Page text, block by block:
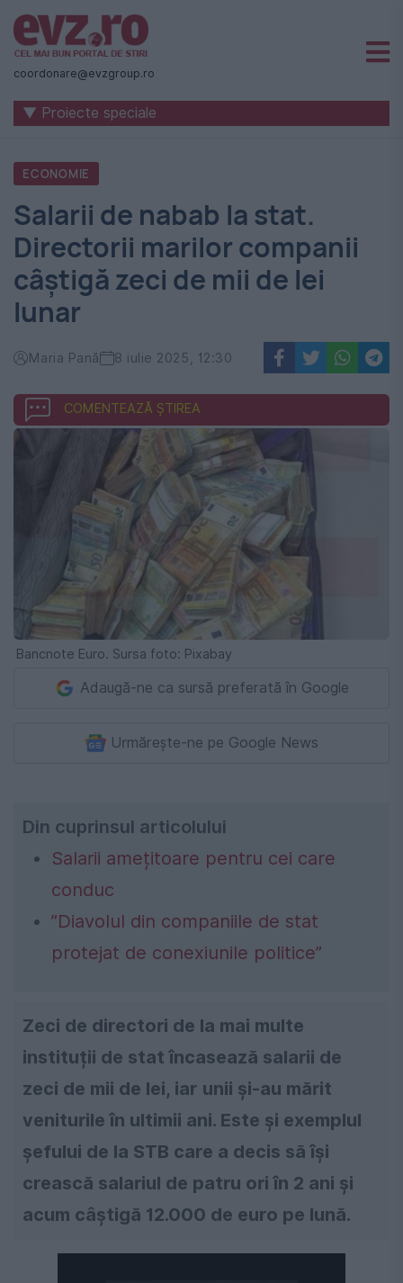
Știri
naționale
internaționale
România
-
Evenimentul
Zilei
coordonare@evzgroup.ro
▼ Proiecte speciale
ECONOMIE
Salarii de nabab la stat.
Directorii marilor companii
câștigă zeci de mii de lei
lunar
Maria Pană 8 iulie 2025, 12:30
COMENTEAZĂ ȘTIREA
Bancnote Euro. Sursa foto: Pixabay
Adaugă-ne ca sursă preferată în Google
Urmărește-ne pe Google News
Din cuprinsul articolului
Salarii amețitoare pentru cei care
conduc
”Diavolul din companiile de stat
protejat de conexiunile politice”
Zeci de directori de la mai multe
instituții de stat încasează salarii de
zeci de mii de lei, iar unii și-au mărit
veniturile în ultimii ani. Este și exemplul
șefului de la STB care a decis să își
crească salariul de patru ori în 2 ani și
acum câștigă 12.000 de euro pe lună.